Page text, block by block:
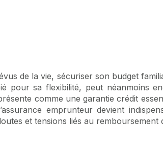
de la vie, sécuriser son budget
pour sa flexibilité, peut néanmoins
comme une garantie crédit
emprunteur devient
et tensions liés au remboursement